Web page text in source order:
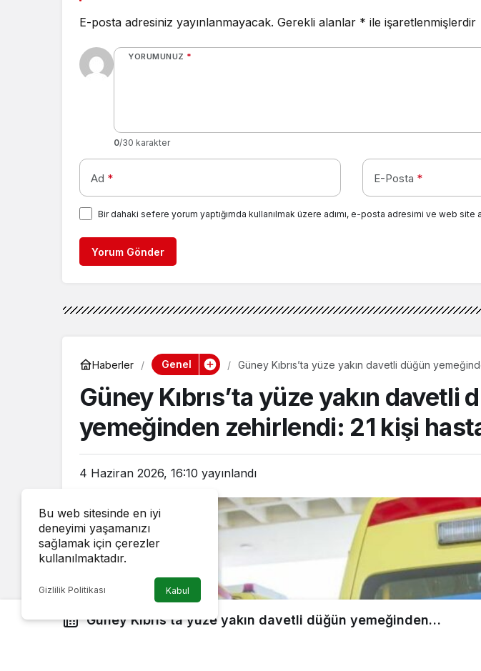
E-posta adresiniz yayınlanmayacak. Gerekli alanlar * ile işaretlenmişlerdir
YORUMUNUZ *
0/30 karakter
Ad * E-Posta *
Bir dahaki sefere yorum yaptığımda kullanılmak üzere adımı, e-posta adresimi ve web site
Yorum Gönder
Haberler Genel
Güney Kıbrıs’ta yüze yakın davetli düğün
Güney Kıbrıs’ta yüze yakın davetli
yemeğinden zehirlendi: 21 kişi
4 Haziran 2026, 16:10 yayınlandı
Güney Kıbrıs’ta yüze yakın davetli düğün yemeğinden
Bu web sitesinde en iyi
deneyimi yaşamanızı
sağlamak için çerezler
kullanılmaktadır.
Gizlilik Politikası Kabul